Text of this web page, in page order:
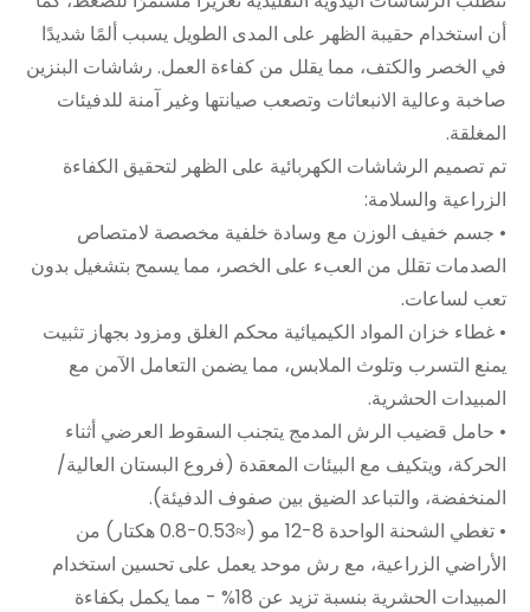
أن استخدام حقيبة الظهر على المدى الطويل يسبب ألمًا شديدًا
في الخصر والكتف، مما يقلل من كفاءة العمل. رشاشات البنزين
صاخبة وعالية الانبعاثات وتصعب صيانتها وغير آمنة للدفيئات
المغلقة.
تم تصميم الرشاشات الكهربائية على الظهر لتحقيق الكفاءة
الزراعية والسلامة:
• جسم خفيف الوزن مع وسادة خلفية مخصصة لامتصاص
الصدمات تقلل من العبء على الخصر، مما يسمح بتشغيل بدون
تعب لساعات.
• غطاء خزان المواد الكيميائية محكم الغلق ومزود بجهاز تثبيت
يمنع التسرب وتلوث الملابس، مما يضمن التعامل الآمن مع
المبيدات الحشرية.
• حامل قضيب الرش المدمج يتجنب السقوط العرضي أثناء
الحركة، ويتكيف مع البيئات المعقدة (فروع البستان العالية/
المنخفضة، والتباعد الضيق بين صفوف الدفيئة).
• تغطي الشحنة الواحدة 8-12 مو (≈0.53-0.8 هكتار) من
الأراضي الزراعية، مع رش موحد يعمل على تحسين استخدام
المبيدات الحشرية بنسبة تزيد عن 18% - مما يكمل بكفاءة